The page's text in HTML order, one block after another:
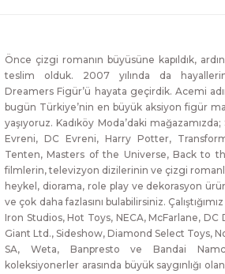
Önce çizgi romanın büyüsüne kapıldık,
teslim olduk. 2007 yılında da
Dreamers Figür’ü hayata geçirdik. Acemi
bugün Türkiye’nin en büyük aksiyon figür
yaşıyoruz. Kadıköy Moda’daki
Evreni, DC Evreni, Harry Potter,
Tenten, Masters of the Universe, Back to
filmlerin, televizyon dizilerinin ve çizgi
heykel, diorama, role play ve dekorasyon
ve çok daha fazlasını bulabilirsiniz.
Iron Studios, Hot Toys, NECA, McFarlane,
Giant Ltd., Sideshow, Diamond Select Toys,
SA, Weta, Banpresto ve Bandai
koleksiyonerler arasında büyük saygınlığı